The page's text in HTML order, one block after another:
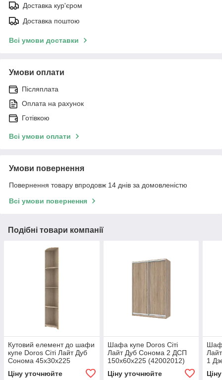
Доставка кур'єром
Доставка поштою
Всі умови доставки
Умови оплати
Післяплата
Оплата на рахунок
Готівкою
Всі умови оплати
Умови повернення
Повернення товару впродовж 14 днів за домовленістю
Всі умови повернення
Подібні товари компанії
Кутовий елемент до шафи
купе Doros Сіті Лайт Дуб
Сонома 45х30х225
Ціну уточнюйте
Шафа купе Doros Сіті
Лайт Дуб Cонома 2 ДСП
150х60х225 (42002012)
Ціну уточнюйте
1